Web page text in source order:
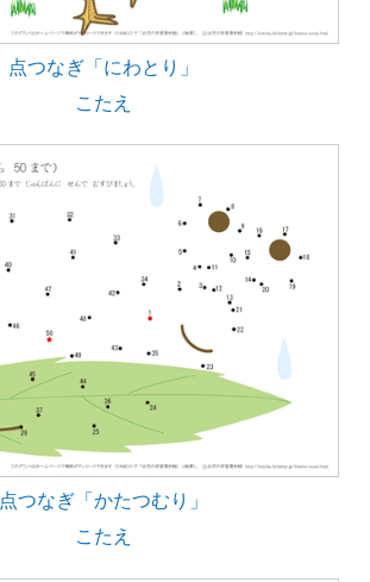
点つなぎ「にわとり」
こたえ
点つなぎ「かたつむり」
こたえ